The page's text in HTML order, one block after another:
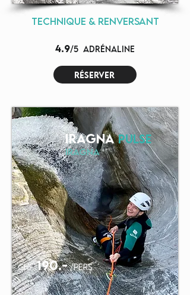
technique & renversant
4.9/5 adrénaline
réserver
IRAGNAPULSE
iragna
chf 190.- /pers.